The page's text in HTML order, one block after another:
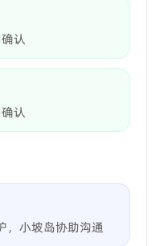
认
认
，小坡岛协助沟通